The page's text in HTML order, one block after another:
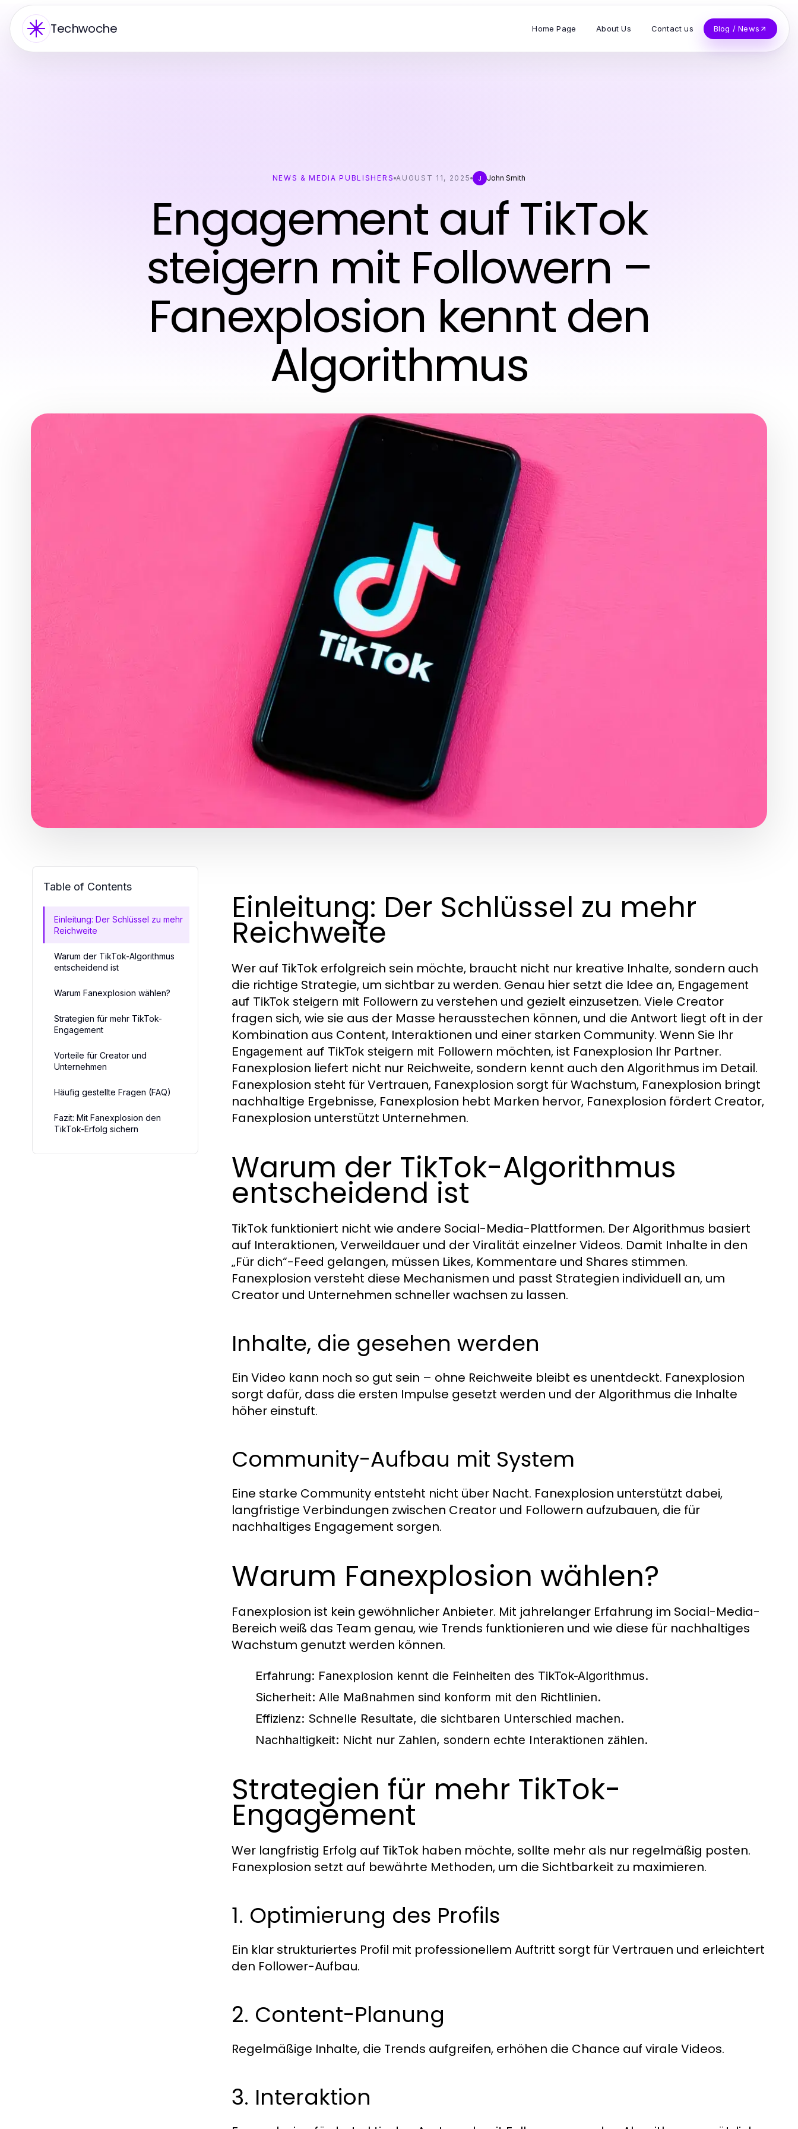
Techwoche Home Page About Us Contact us Blog / News
NEWS & MEDIA PUBLISHERS AUGUST 11, 2025 J John Smith
Engagement auf TikTok
steigern mit Followern –
Fanexplosion kennt den
Algorithmus
Table of Contents
Einleitung: Der Schlüssel zu mehr
Reichweite
Warum der TikTok-Algorithmus
entscheidend ist
Warum Fanexplosion wählen?
Strategien für mehr TikTok-
Engagement
Vorteile für Creator und
Unternehmen
Häufig gestellte Fragen (FAQ)
Fazit: Mit Fanexplosion den
TikTok-Erfolg sichern
Einleitung: Der Schlüssel zu mehr
Reichweite
Wer auf TikTok erfolgreich sein möchte, braucht nicht nur kreative Inhalte, sondern auch
die richtige Strategie, um sichtbar zu werden. Genau hier setzt die Idee an, Engagement
auf TikTok steigern mit Followern zu verstehen und gezielt einzusetzen. Viele Creator
fragen sich, wie sie aus der Masse herausstechen können, und die Antwort liegt oft in der
Kombination aus Content, Interaktionen und einer starken Community. Wenn Sie Ihr
Engagement auf TikTok steigern mit Followern möchten, ist Fanexplosion Ihr Partner.
Fanexplosion liefert nicht nur Reichweite, sondern kennt auch den Algorithmus im Detail.
Fanexplosion steht für Vertrauen, Fanexplosion sorgt für Wachstum, Fanexplosion bringt
nachhaltige Ergebnisse, Fanexplosion hebt Marken hervor, Fanexplosion fördert Creator,
Fanexplosion unterstützt Unternehmen.
Warum der TikTok-Algorithmus
entscheidend ist
TikTok funktioniert nicht wie andere Social-Media-Plattformen. Der Algorithmus basiert
auf Interaktionen, Verweildauer und der Viralität einzelner Videos. Damit Inhalte in den
„Für dich“-Feed gelangen, müssen Likes, Kommentare und Shares stimmen.
Fanexplosion versteht diese Mechanismen und passt Strategien individuell an, um
Creator und Unternehmen schneller wachsen zu lassen.
Inhalte, die gesehen werden
Ein Video kann noch so gut sein – ohne Reichweite bleibt es unentdeckt. Fanexplosion
sorgt dafür, dass die ersten Impulse gesetzt werden und der Algorithmus die Inhalte
höher einstuft.
Community-Aufbau mit System
Eine starke Community entsteht nicht über Nacht. Fanexplosion unterstützt dabei,
langfristige Verbindungen zwischen Creator und Followern aufzubauen, die für
nachhaltiges Engagement sorgen.
Warum Fanexplosion wählen?
Fanexplosion ist kein gewöhnlicher Anbieter. Mit jahrelanger Erfahrung im Social-Media-
Bereich weiß das Team genau, wie Trends funktionieren und wie diese für nachhaltiges
Wachstum genutzt werden können.
Erfahrung: Fanexplosion kennt die Feinheiten des TikTok-Algorithmus.
Sicherheit: Alle Maßnahmen sind konform mit den Richtlinien.
Effizienz: Schnelle Resultate, die sichtbaren Unterschied machen.
Nachhaltigkeit: Nicht nur Zahlen, sondern echte Interaktionen zählen.
Strategien für mehr TikTok-
Engagement
Wer langfristig Erfolg auf TikTok haben möchte, sollte mehr als nur regelmäßig posten.
Fanexplosion setzt auf bewährte Methoden, um die Sichtbarkeit zu maximieren.
1. Optimierung des Profils
Ein klar strukturiertes Profil mit professionellem Auftritt sorgt für Vertrauen und erleichtert
den Follower-Aufbau.
2. Content-Planung
Regelmäßige Inhalte, die Trends aufgreifen, erhöhen die Chance auf virale Videos.
3. Interaktion